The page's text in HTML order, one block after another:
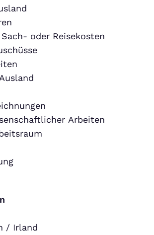
oder Reisekosten
Arbeiten
/ Irland